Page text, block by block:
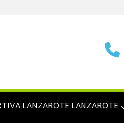
LANZAROTE LANZAROTE